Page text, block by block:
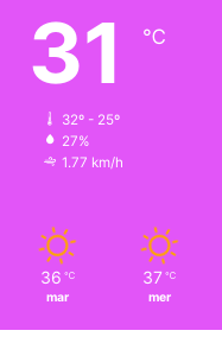
31 ℃
32º - 25º
27%
1.77 km/h
36 ℃
mar
37 ℃
mer